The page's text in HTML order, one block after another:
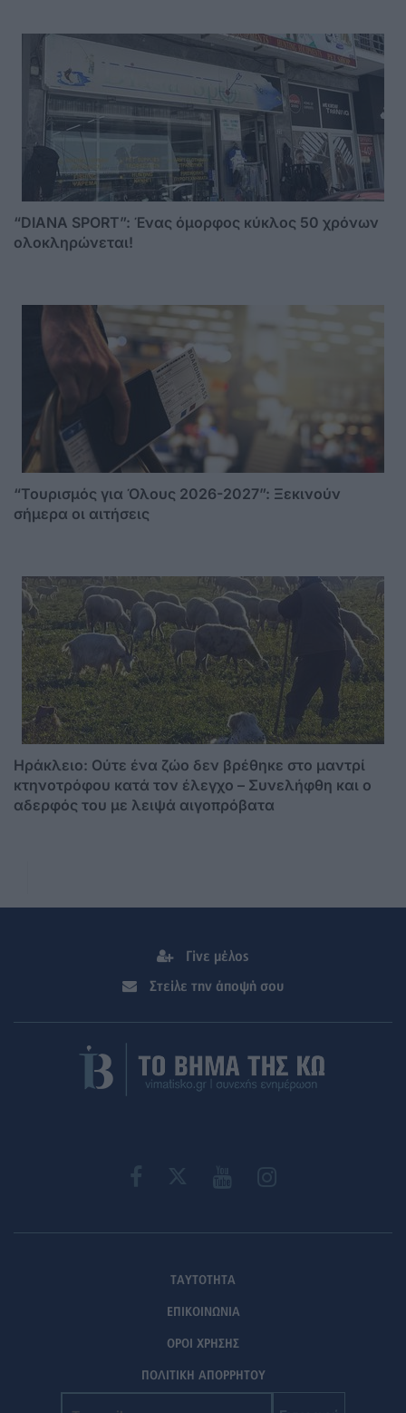
“DIANA SPORT”: Ένας όμορφος κύκλος 50 χρόνων
ολοκληρώνεται!
“Τουρισμός για Όλους 2026-2027”: Ξεκινούν
σήμερα οι αιτήσεις
Ηράκλειο: Ούτε ένα ζώο δεν βρέθηκε στο μαντρί
κτηνοτρόφου κατά τον έλεγχο – Συνελήφθη και ο
αδερφός του με λειψά αιγοπρόβατα
Γίνε μέλος
Στείλε την άποψή σου
ΤΑΥΤΟΤΗΤΑ
ΕΠΙΚΟΙΝΩΝΙΑ
ΟΡΟΙ ΧΡΗΣΗΣ
ΠΟΛΙΤΙΚΗ ΑΠΟΡΡΗΤΟΥ